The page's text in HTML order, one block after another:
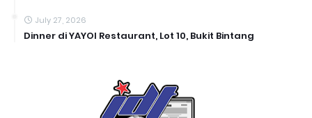
July 27, 2026
Dinner di YAYOI Restaurant, Lot 10, Bukit Bintang